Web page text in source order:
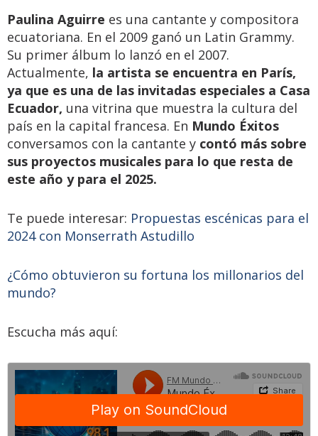
Paulina Aguirre es una cantante y compositora
ecuatoriana. En el 2009 ganó un Latin Grammy.
Su primer álbum lo lanzó en el 2007.
Actualmente, la artista se encuentra en París,
ya que es una de las invitadas especiales a Casa
Ecuador, una vitrina que muestra la cultura del
país en la capital francesa. En Mundo Éxitos
conversamos con la cantante y contó más sobre
sus proyectos musicales para lo que resta de
este año y para el 2025.
Te puede interesar: Propuestas escénicas para el
2024 con Monserrath Astudillo
¿Cómo obtuvieron su fortuna los millonarios del
mundo?
Escucha más aquí: